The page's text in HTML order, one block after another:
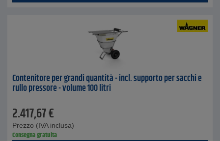
Contenitore per grandi quantità - incl. supporto per sacchi e
rullo pressore - volume 100 litri
2.417,67€
Prezzo (IVA inclusa)
Consegna gratuita